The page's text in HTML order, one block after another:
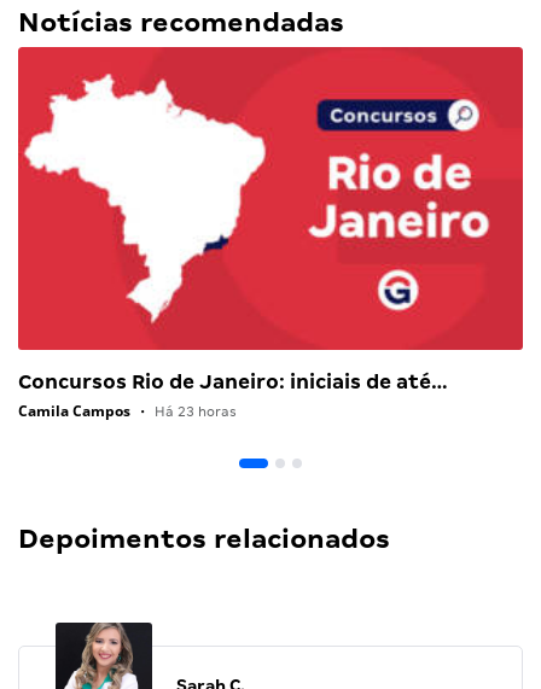
Notícias recomendadas
Concursos Rio de Janeiro: iniciais de até…
Camila Campos • Há 23 horas
Depoimentos relacionados
Sarah C.